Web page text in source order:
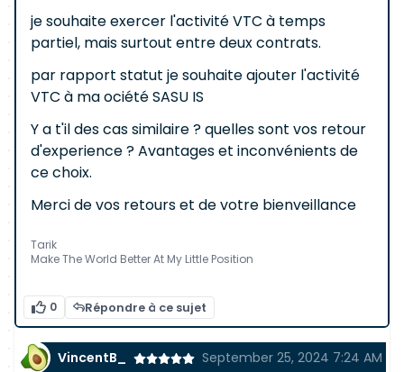
je souhaite exercer l'activité VTC à temps
partiel, mais surtout entre deux contrats.
par rapport statut je souhaite ajouter l'activité
VTC à ma ociété SASU IS
Y a t'il des cas similaire ? quelles sont vos retour
d'experience ? Avantages et inconvénients de
ce choix.
Merci de vos retours et de votre bienveillance
Tarik
Make The World Better At My Little Position
0 Répondre à ce sujet
VincentB_ September 25, 2024 7:24 AM